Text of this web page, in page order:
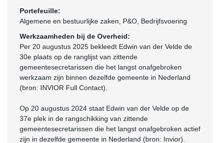
Portefeuille:
Algemene en bestuurlijke zaken, P&O, Bedrijfsvoering
Werkzaamheden bij de Overheid:
Per 20 augustus 2025 bekleedt Edwin van der Velde de
30e plaats op de ranglijst van zittende
gemeentesecretarissen die het langst onafgebroken
werkzaam zijn binnen dezelfde gemeente in Nederland
(bron: INVIOR Full Contact).
Op 20 augustus 2024 staat Edwin van der Velde op de
37e plek in de rangschikking van zittende
gemeentesecretarissen die het langst onafgebroken actief
zijn in dezelfde gemeente in Nederland (bron: Invior).